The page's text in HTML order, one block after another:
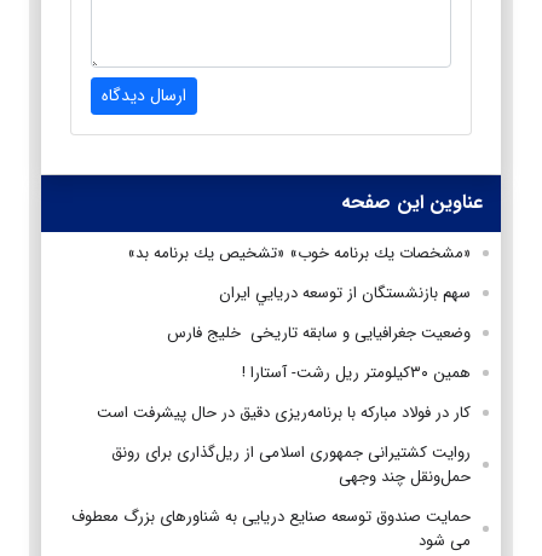
ارسال دیدگاه
عناوین این صفحه
«مشخصات يك برنامه خوب» «تشخيص يك برنامه بد»
سهم بازنشستگان از توسعه دريايي ايران
وضعیت جغرافیایی و سابقه تاریخی خلیج فارس
همين ۳۰كيلومتر ريل رشت- آستارا !
کار در فولاد مبارکه با برنامه‌ریزی دقیق در حال پیشرفت است
روایت کشتیرانی جمهوری اسلامی از ریل‌گذاری برای رونق
حمل‌و‌نقل چند وجهی
حمایت صندوق توسعه صنایع دریایی به شناورهای بزرگ معطوف
می شود